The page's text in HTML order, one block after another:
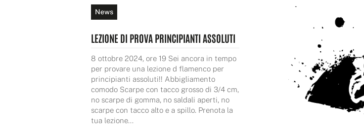
News
LEZIONE DI PROVA PRINCIPIANTI ASSOLUTI
8 ottobre 2024, ore 19 Sei ancora in tempo
per provare una lezione d flamenco per
principianti assoluti!! Abbigliamento
comodo Scarpe con tacco grosso di 3/4 cm,
no scarpe di gomma, no saldali aperti, no
scarpe con tacco alto e a spillo. Prenota la
tua lezione...